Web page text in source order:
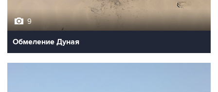
Обмеление Дуная